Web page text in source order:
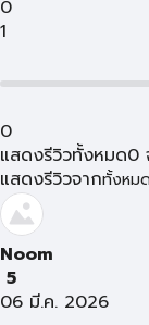
0
1
0
แสดงรีวิวทั้งหมด0
แสดงรีวิวจากทั้งหม
Noom
5
06 มี.ค. 2026